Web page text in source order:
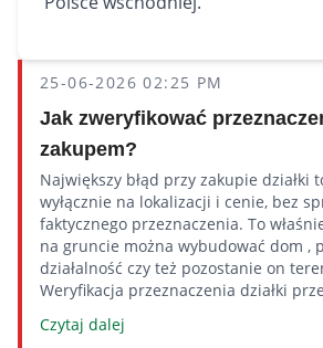
25-06-2026 02:25 PM
Jak zweryfikować
zakupem?
Największy błąd przy zakupie działki
wyłącznie na lokalizacji i cenie, bez
faktycznego przeznaczenia. To
na gruncie można wybudować dom ,
działalność czy też pozostanie on
Weryfikacja przeznaczenia działki
Czytaj dalej